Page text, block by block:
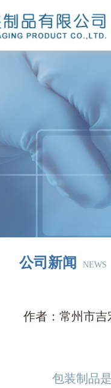
公司新闻 NEWS
作者：常州市
包装制品是